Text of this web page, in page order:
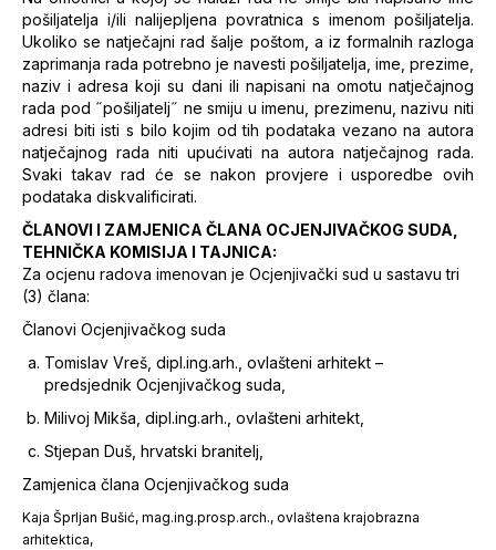
pošiljatelja i/ili nalijepljena povratnica s imenom pošiljatelja.
Ukoliko se natječajni rad šalje poštom, a iz formalnih razloga
zaprimanja rada potrebno je navesti pošiljatelja, ime, prezime,
naziv i adresa koji su dani ili napisani na omotu natječajnog
rada pod ˝pošiljatelj˝ ne smiju u imenu, prezimenu, nazivu niti
adresi biti isti s bilo kojim od tih podataka vezano na autora
natječajnog rada niti upućivati na autora natječajnog rada.
Svaki takav rad će se nakon provjere i usporedbe ovih
podataka diskvalificirati.
ČLANOVI I ZAMJENICA ČLANA OCJENJIVAČKOG SUDA,
TEHNIČKA KOMISIJA I TAJNICA:
Za ocjenu radova imenovan je Ocjenjivački sud u sastavu tri
(3) člana:
Članovi Ocjenjivačkog suda
Tomislav Vreš, dipl.ing.arh., ovlašteni arhitekt –
predsjednik Ocjenjivačkog suda,
Milivoj Mikša, dipl.ing.arh., ovlašteni arhitekt,
Stjepan Duš, hrvatski branitelj,
Zamjenica člana Ocjenjivačkog suda
Kaja Šprljan Bušić, mag.ing.prosp.arch., ovlaštena krajobrazna
arhitektica,